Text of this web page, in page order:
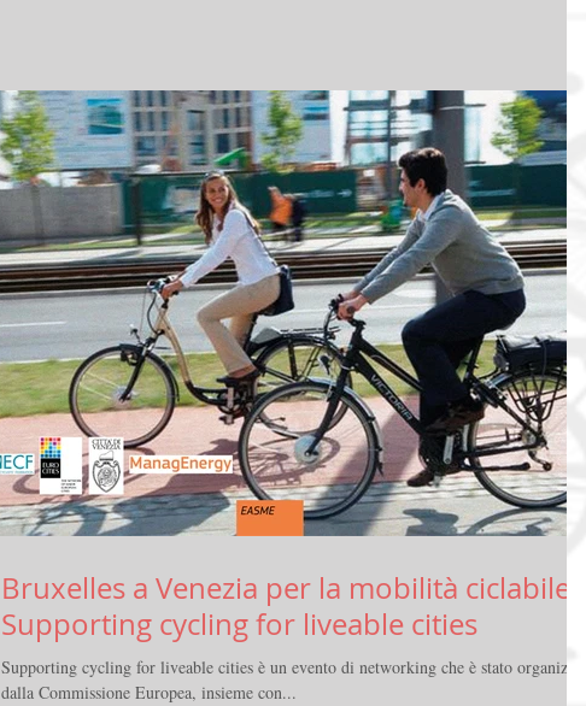
Bruxelles a Venezia per la mobilità ciclabile:
Supporting cycling for liveable cities
Supporting cycling for liveable cities è un evento di networking che è stato organizzato
dalla Commissione Europea, insieme con...